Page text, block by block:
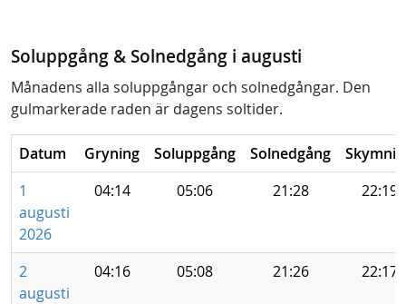
Soluppgång & Solnedgång i augusti
Månadens alla soluppgångar och solnedgångar. Den
gulmarkerade raden är dagens soltider.
Datum Gryning Soluppgång Solnedgång
1
augusti
2026
04:14 05:06 21:28 22:19
2
augusti
04:16 05:08 21:26 22:17